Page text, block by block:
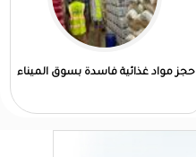
حجز مواد غذائية فاسدة بسوق الميناء